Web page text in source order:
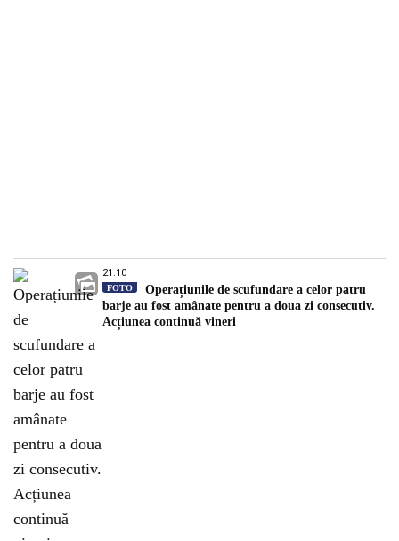
21:10
FOTO
Operațiunile de scufundare a celor patru
barje au fost amânate pentru a doua zi consecutiv.
Acțiunea continuă vineri